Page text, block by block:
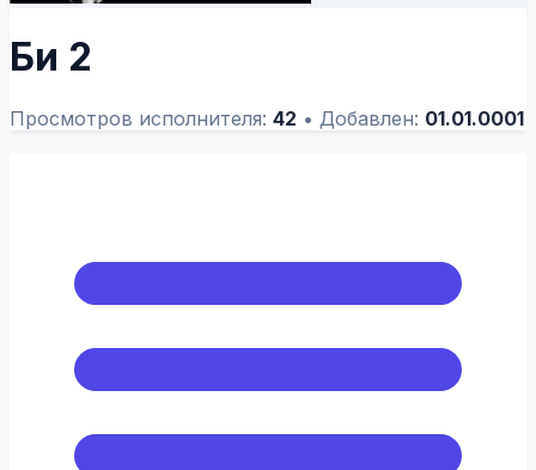
Би 2
Просмотров исполнителя: 42 • Добавлен: 01.01.0001